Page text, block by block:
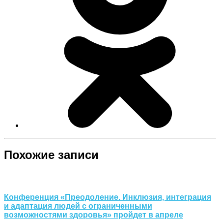
Похожие записи
Конференция «Преодоление. Инклюзия, интеграция
и адаптация людей с ограниченными
возможностями здоровья» пройдет в апреле